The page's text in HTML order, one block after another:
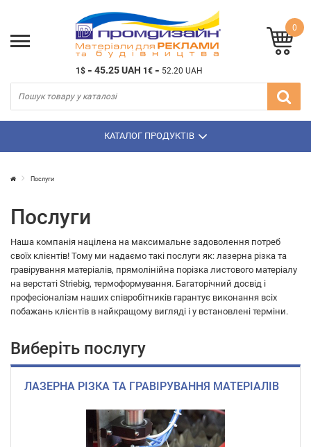
1$ = 45.25 UAH 1€ = 52.20 UAH
0
КАТАЛОГ ПРОДУКТІВ
Послуги
Послуги
Наша компанія націлена на максимальне задоволення потреб
своїх клієнтів! Тому ми надаємо такі послуги як: лазерна різка та
гравірування матеріалів, прямолінійна порізка листового матеріалу
на верстаті Striebig, термоформування. Багаторічний досвід і
професіоналізм наших співробітників гарантує виконання всіх
побажань клієнтів в найкращому вигляді і у встановлені терміни.
Виберіть послугу
ЛАЗЕРНА РІЗКА ТА ГРАВІРУВАННЯ МАТЕРІАЛІВ